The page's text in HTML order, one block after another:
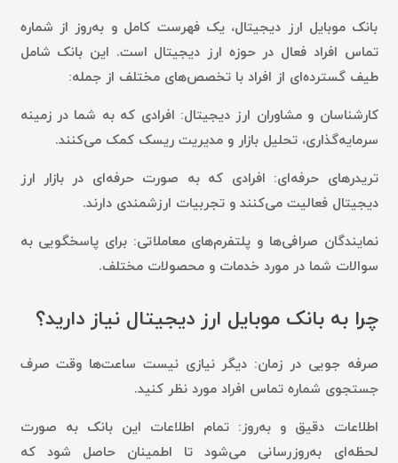
بانک موبایل ارز دیجیتال، یک فهرست کامل و به‌روز از شماره
تماس افراد فعال در حوزه ارز دیجیتال است. این بانک شامل
طیف گسترده‌ای از افراد با تخصص‌های مختلف از جمله:
کارشناسان و مشاوران ارز دیجیتال: افرادی که به شما در زمینه
سرمایه‌گذاری، تحلیل بازار و مدیریت ریسک کمک می‌کنند.
تریدرهای حرفه‌ای: افرادی که به صورت حرفه‌ای در بازار ارز
دیجیتال فعالیت می‌کنند و تجربیات ارزشمندی دارند.
نمایندگان صرافی‌ها و پلتفرم‌های معاملاتی: برای پاسخگویی به
سوالات شما در مورد خدمات و محصولات مختلف.
چرا به بانک موبایل ارز دیجیتال نیاز دارید؟
صرفه جویی در زمان: دیگر نیازی نیست ساعت‌ها وقت صرف
جستجوی شماره تماس افراد مورد نظر کنید.
اطلاعات دقیق و به‌روز: تمام اطلاعات این بانک به صورت
لحظه‌ای به‌روزرسانی می‌شود تا اطمینان حاصل شود که